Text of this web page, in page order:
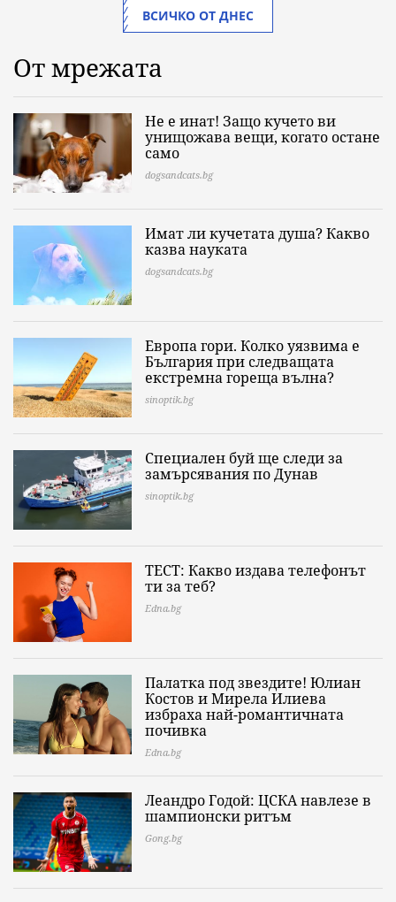
ВСИЧКО ОТ ДНЕС
От мрежата
Не е инат! Защо кучето ви
унищожава вещи, когато остане
само
dogsandcats.bg
Имат ли кучетата душа? Какво
казва науката
dogsandcats.bg
Европа гори. Колко уязвима е
България при следващата
екстремна гореща вълна?
sinoptik.bg
Специален буй ще следи за
замърсявания по Дунав
sinoptik.bg
ТЕСТ: Какво издава телефонът
ти за теб?
Edna.bg
Палатка под звездите! Юлиан
Костов и Мирела Илиева
избраха най-романтичната
почивка
Edna.bg
Леандро Годой: ЦСКА навлезе в
шампионски ритъм
Gong.bg